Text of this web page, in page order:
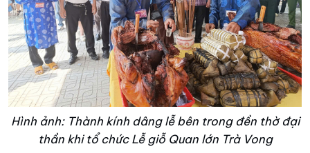
Hình ảnh: Thành kính dâng lễ bên trong đền thờ đại
thần khi tổ chức Lễ giỗ Quan lớn Trà Vong